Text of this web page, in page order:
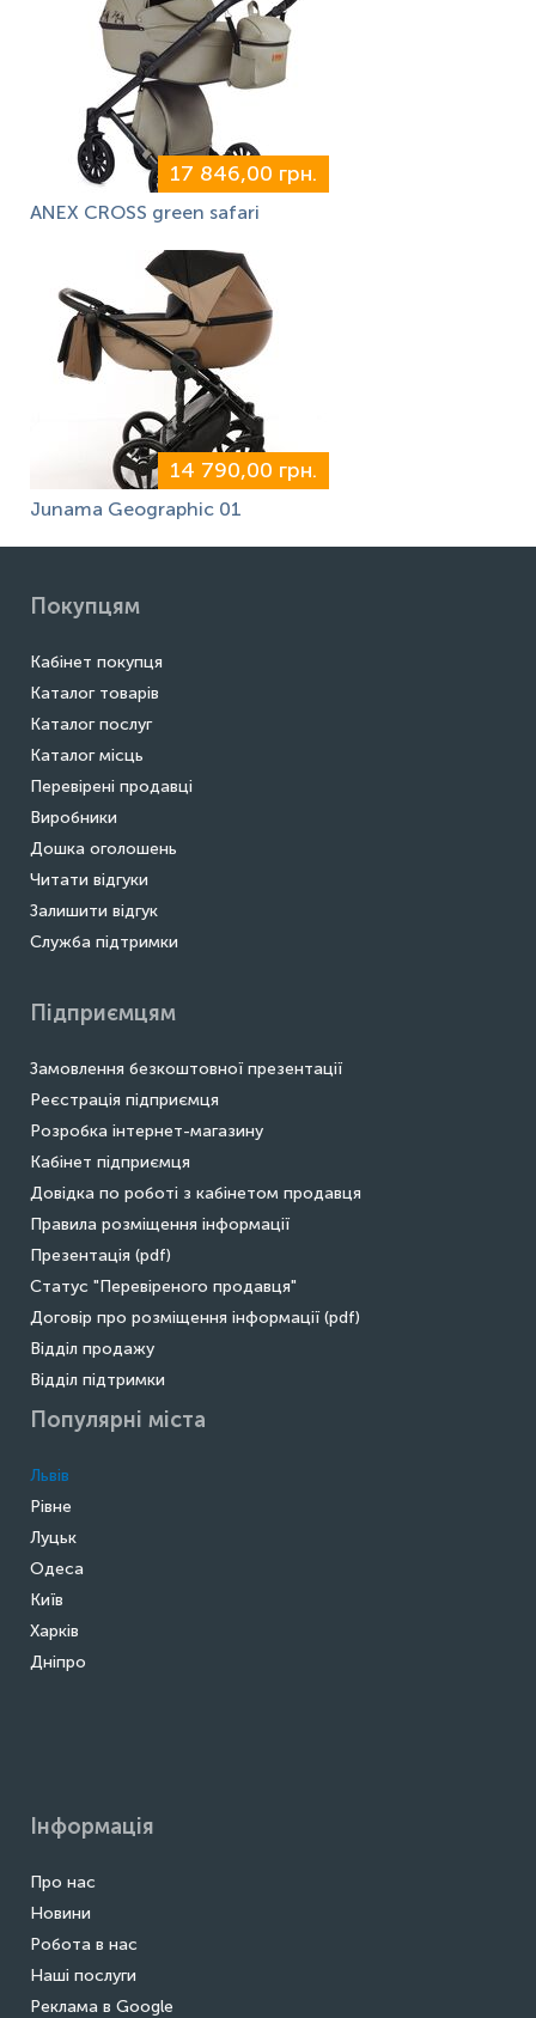
17 846,00 грн.
ANEX CROSS green safari
14 790,00 грн.
Junama Geographic 01
Покупцям
Кабінет покупця
Каталог товарів
Каталог послуг
Каталог місць
Перевірені продавці
Виробники
Дошка оголошень
Читати відгуки
Залишити відгук
Служба підтримки
Підприємцям
Замовлення безкоштовної презентації
Реєстрація підприємця
Розробка інтернет-магазину
Кабінет підприємця
Довідка по роботі з кабінетом продавця
Правила розміщення інформації
Презентація (pdf)
Статус "Перевіреного продавця"
Договір про розміщення інформації (pdf)
Відділ продажу
Відділ підтримки
Популярні міста
Львів
Рівне
Луцьк
Одеса
Київ
Харків
Дніпро
Інформація
Про нас
Новини
Робота в нас
Наші послуги
Реклама в Google